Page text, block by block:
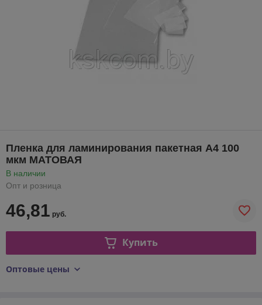
Пленка для ламинирования пакетная А4 100
мкм МАТОВАЯ
В наличии
Опт и розница
46,81 руб.
Купить
Оптовые цены